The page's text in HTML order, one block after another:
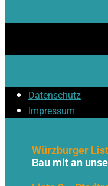
Datenschutz
Impressum
Würzburger
Bau mit an